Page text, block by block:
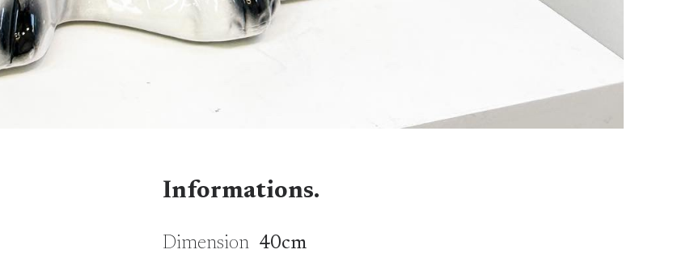
Informations.
Dimension40cm